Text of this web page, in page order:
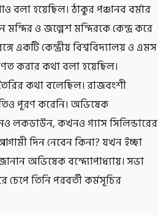
বলা হয়েছিল। ঠাকুর পঞ্চানব বর্মার
ও জল্পেশ মন্দিরকে কেন্দ্র করে
একটি কেন্দ্রীয় বিশ্ববিদ্যালয় ও এমস
করার কথা বলা হয়েছিল।
কথা বলেছিল। রাজবংশী
পূরণ করেনি। অভিষেক
কখনও গ্যাস সিলিন্ডারের
দিন নেবেন কিনা? যখন ইচ্ছা
অভিষেক বন্দ্যোপাধ্যায়। সভা
তিনি পরবর্তী কর্মসূচির